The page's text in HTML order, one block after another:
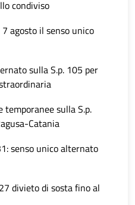
condiviso
agosto il senso unico
sulla S.p. 105 per
temporanee sulla S.p.
Catania
senso unico alternato
divieto di sosta fino al